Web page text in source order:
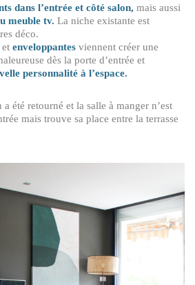
dans l’entrée et côté salon, mais aussi
meuble tv. La niche existante est
déco.
et enveloppantes viennent créer une
dès la porte d’entrée et
personnalité à l’espace.
été retourné et la salle à manger n’est
mais trouve sa place entre la terrasse